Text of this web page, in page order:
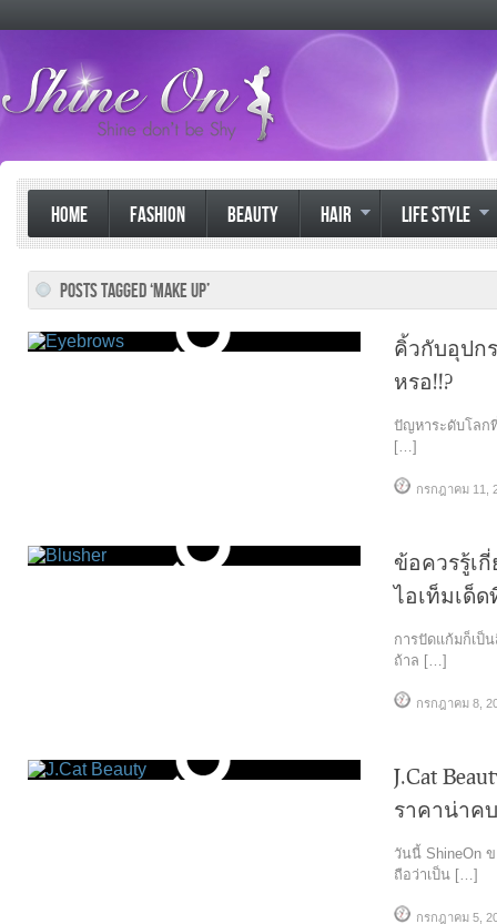
HOME FASHION BEAUTY HAIR LIFE STYLE
POSTS TAGGED ‘MAKE UP’
คิ้วกับอุปก
หรอ!!?
ปัญหาระดับโลก
[…]
กรกฎาคม 11,
ข้อควรรู้เ
ไอเท็มเด็
การปัดแก้มก็เป็
ถ้าล […]
กรกฎาคม 8,
J.Cat
ราคาน่าคบ
วันนี้ ShineOn
ถือว่าเป็น […]
กรกฎาคม 5,